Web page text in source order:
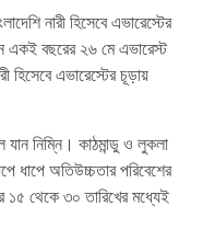
নারী হিসেবে এভারেস্টের
একই বছরের ২৬ মে এভারেস্ট
হিসেবে এভারেস্টের চূড়ায়
নিম্নি। কাঠমান্ডু ও লুকলা
ধাপে অতিউচ্চতার পরিবেশের
১৫ থেকে ৩০ তারিখের মধ্যেই